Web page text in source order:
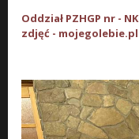
Oddział PZHGP nr -
zdjęć - mojegolebie.pl